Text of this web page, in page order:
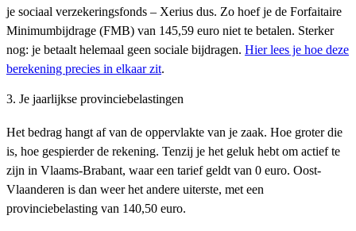
je sociaal verzekeringsfonds – Xerius dus. Zo hoef je de Forfaitaire
Minimumbijdrage (FMB) van 145,59 euro niet te betalen. Sterker
nog: je betaalt helemaal geen sociale bijdragen. Hier lees je hoe deze
berekening precies in elkaar zit.
3. Je jaarlijkse provinciebelastingen
Het bedrag hangt af van de oppervlakte van je zaak. Hoe groter die
is, hoe gespierder de rekening. Tenzij je het geluk hebt om actief te
zijn in Vlaams-Brabant, waar een tarief geldt van 0 euro. Oost-
Vlaanderen is dan weer het andere uiterste, met een
provinciebelasting van 140,50 euro.